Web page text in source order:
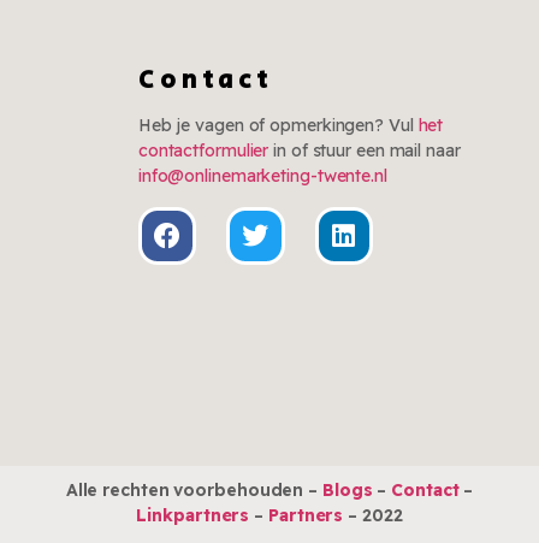
meer weg te denken
Klik hier
Contact
Heb je vagen of opmerkingen? Vul het
contactformulier in of stuur een mail naar
info@onlinemarketing-twente.nl
Alle rechten voorbehouden – Blogs – Contact –
Linkpartners – Partners – 2022